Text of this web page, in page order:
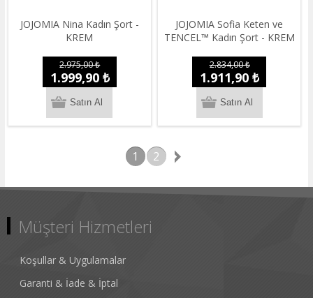
JOJOMIA Nina Kadın Şort -
KREM
2.975,00 ₺
1.999,90 ₺
JOJOMIA Sofia Keten ve
TENCEL™ Kadın Şort - KREM
2.834,00 ₺
1.911,90 ₺
1 2
Müşteri Hizmetleri
Koşullar & Uygulamalar
Garanti & İade & İptal